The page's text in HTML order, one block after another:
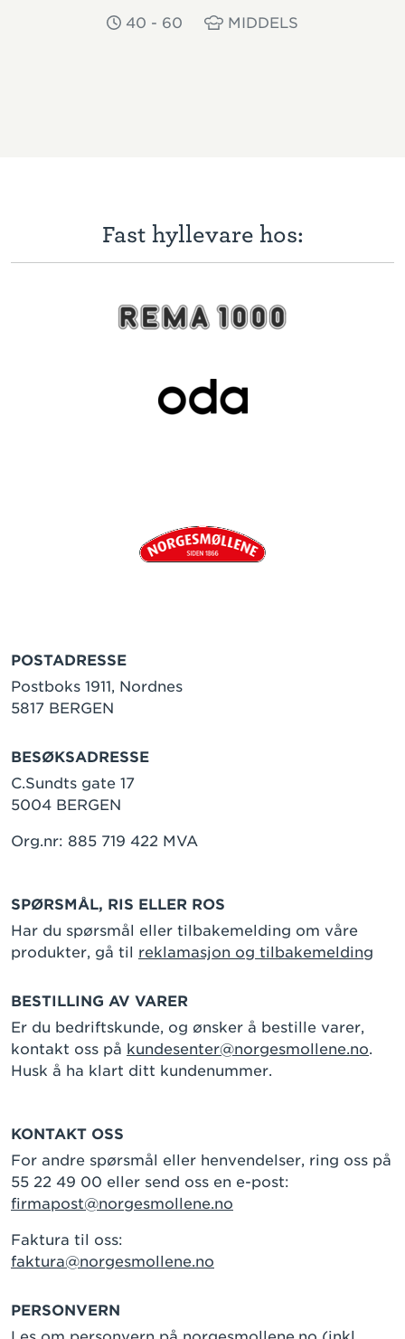
40 - 60 MIDDELS
Fast hyllevare hos:
POSTADRESSE
Postboks 1911, Nordnes
5817 BERGEN
BESØKSADRESSE
C.Sundts gate 17
5004 BERGEN
Org.nr: 885 719 422 MVA
SPØRSMÅL, RIS ELLER ROS
Har du spørsmål eller tilbakemelding om våre
produkter, gå til reklamasjon og tilbakemelding
BESTILLING AV VARER
Er du bedriftskunde, og ønsker å bestille varer,
kontakt oss på kundesenter@norgesmollene.no.
Husk å ha klart ditt kundenummer.
KONTAKT OSS
For andre spørsmål eller henvendelser, ring oss på
55 22 49 00 eller send oss en e-post:
firmapost@norgesmollene.no
Faktura til oss:
faktura@norgesmollene.no
PERSONVERN